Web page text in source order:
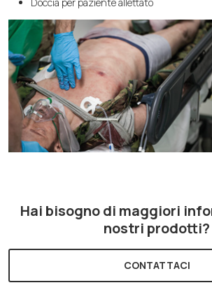
Hai bisogno di maggiori
nostri prodotti?
CONTATTACI